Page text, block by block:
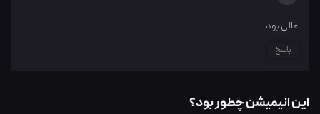
عالی بود
پاسخ
این انیمیشن چطور بود؟